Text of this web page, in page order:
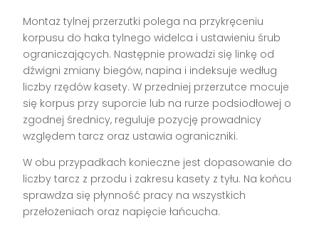
Montaż tylnej przerzutki polega na przykręceniu
korpusu do haka tylnego widelca i ustawieniu śrub
ograniczających. Następnie prowadzi się linkę od
dźwigni zmiany biegów, napina i indeksuje według
liczby rzędów kasety. W przedniej przerzutce mocuje
się korpus przy suporcie lub na rurze podsiodłowej o
zgodnej średnicy, reguluje pozycję prowadnicy
względem tarcz oraz ustawia ograniczniki.
W obu przypadkach konieczne jest dopasowanie do
liczby tarcz z przodu i zakresu kasety z tyłu. Na końcu
sprawdza się płynność pracy na wszystkich
przełożeniach oraz napięcie łańcucha.